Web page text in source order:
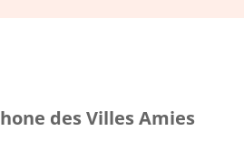
des Villes Amies